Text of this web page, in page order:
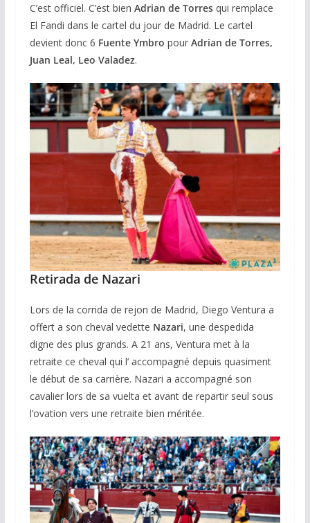
C’est officiel. C’est bien Adrian de Torresqui remplace
El Fandi dans le cartel du jour de Madrid. Le cartel
devient donc 6 Fuente Ymbro pour Adrian de Torres,
Juan Leal, Leo Valadez.
Retirada de Nazari
Lors de la corrida de rejon de Madrid, Diego Ventura a
offert a son cheval vedette Nazari, une despedida
digne des plus grands. A 21 ans, Ventura met à la
retraite ce cheval qui l’ accompagné depuis quasiment
le début de sa carrière. Nazari a accompagné son
cavalier lors de sa vuelta et avant de repartir seul sous
l’ovation vers une retraite bien méritée.